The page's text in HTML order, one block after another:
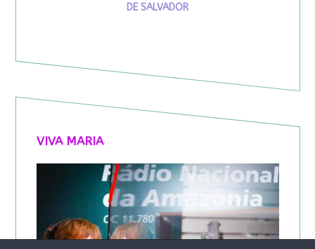
DE SALVADOR
VIVA MARIA